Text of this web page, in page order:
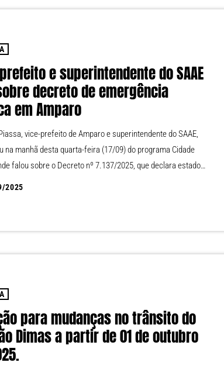
e superintendente do SAAE
decreto de emergência
em Amparo
vice-prefeito de Amparo e superintendente do SAAE,
na manhã desta quarta-feira (17/09) do programa Cidade
falou sobre o Decreto nº 7.137/2025, que declara estado
hídrica no município. A medida, assinada pelo prefeito
2025
para mudanças no trânsito do
Dimas a partir de 01 de outubro